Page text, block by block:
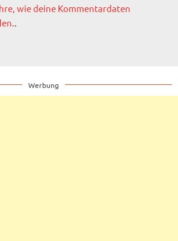
wie deine Kommentardaten
.
Werbung